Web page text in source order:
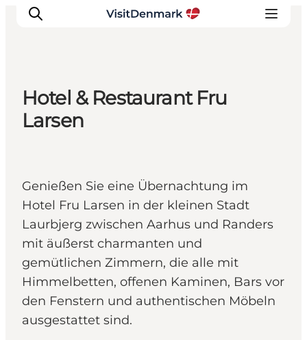
Inspiration
Reiseplanung
Hotel & Restaurant Fru
Larsen
Genießen Sie eine Übernachtung im
Hotel Fru Larsen in der kleinen Stadt
Laurbjerg zwischen Aarhus und Randers
mit äußerst charmanten und
gemütlichen Zimmern, die alle mit
Himmelbetten, offenen Kaminen, Bars vor
den Fenstern und authentischen Möbeln
ausgestattet sind.